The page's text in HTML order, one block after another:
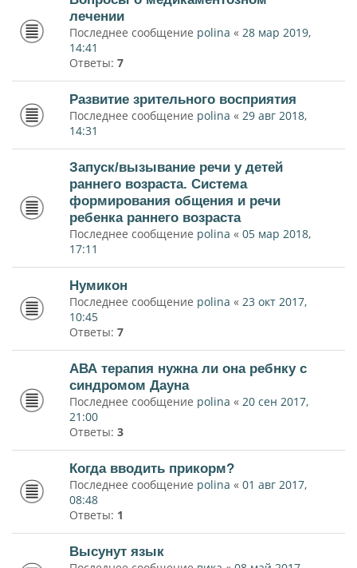
лечении
Последнее сообщение polina « 28 мар 2019,
14:41
Ответы: 7
Развитие зрительного восприятия
Последнее сообщение polina « 29 авг 2018,
14:31
Запуск/вызывание речи у детей
раннего возраста. Система
формирования общения и речи
ребенка раннего возраста
Последнее сообщение polina « 05 мар 2018,
17:11
Нумикон
Последнее сообщение polina « 23 окт 2017,
10:45
Ответы: 7
АВА терапия нужна ли она ребнку с
синдромом Дауна
Последнее сообщение polina « 20 сен 2017,
21:00
Ответы: 3
Когда вводить прикорм?
Последнее сообщение polina « 01 авг 2017,
08:48
Ответы: 1
Высунут язык